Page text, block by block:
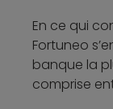
En ce qui
Fortuneo
banque la
comprise